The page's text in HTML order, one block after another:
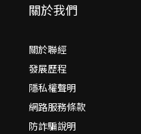
關於我們
關於聯經
發展歷程
隱私權聲明
網路服務條款
防詐騙說明